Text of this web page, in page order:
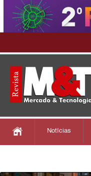
Notícias